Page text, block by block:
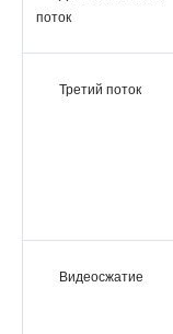
поток
Третий поток
Видеосжатие